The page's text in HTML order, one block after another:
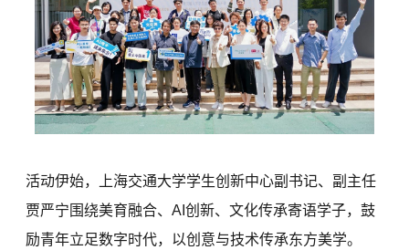
活动伊始，上海交通大学学生创新中心副书记、副主任
贾严宁围绕美育融合、AI创新、文化传承寄语学子，鼓
励青年立足数字时代，以创意与技术传承东方美学。